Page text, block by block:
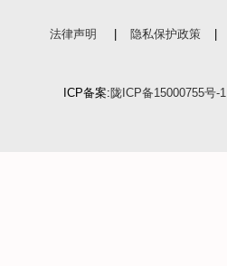
法律声明 隐私保护政策
ICP备案:陇ICP备15000755号-1